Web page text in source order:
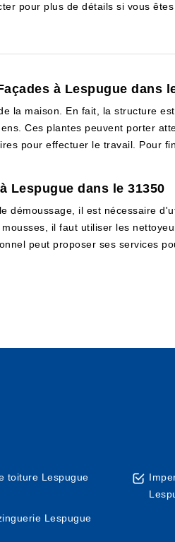
pour plus de détails si vous
à Lespugue dans
la maison. En fait, la structure
Ces plantes peuvent porter
pour effectuer le travail. Pour
Lespugue dans le 31350
démoussage, il est nécessaire
il faut utiliser les
peut proposer ses services
toiture Lespugue
Lespugue